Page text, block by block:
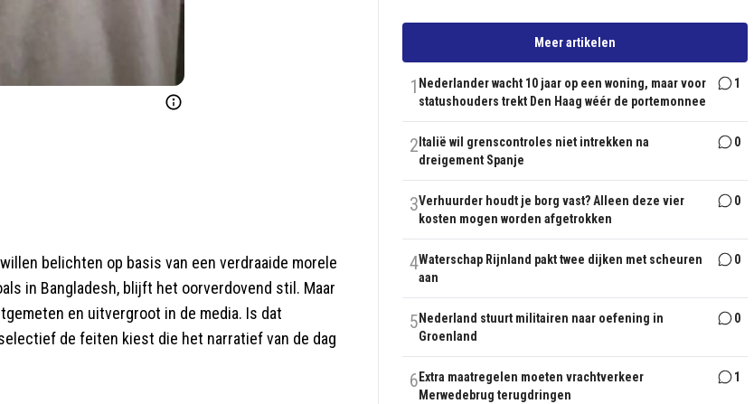
belichten op basis van een verdraaide morele
in Bangladesh, blijft het oorverdovend stil. Maar
en uitvergroot in de media. Is dat
de feiten kiest die het narratief van de dag
Meer artikelen
1 Nederlander wacht 10 jaar op een woning, maar voor
statushouders trekt Den Haag wéér de portemonnee
1
2 Italië wil grenscontroles niet intrekken na
dreigement Spanje
0
3Verhuurder houdt je borg vast? Alleen deze vier
kosten mogen worden afgetrokken
0
4Waterschap Rijnland pakt twee dijken met scheuren
aan
0
5 Nederland stuurt militairen naar oefening in
Groenland
0
6 Extra maatregelen moeten vrachtverkeer
Merwedebrug terugdringen
1